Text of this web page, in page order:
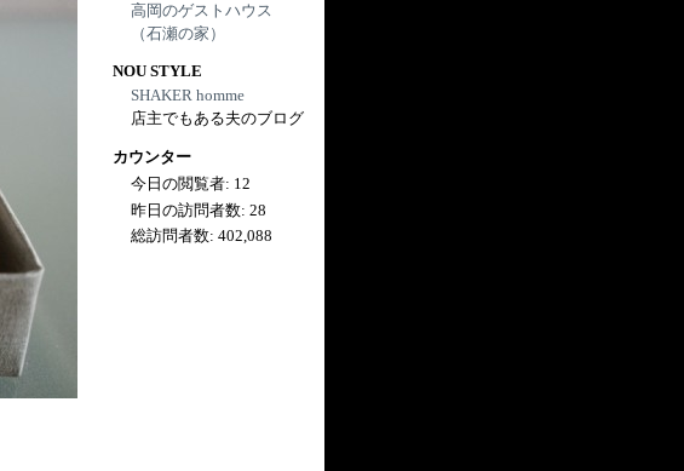
高岡のゲストハウス
（石瀬の家）
NOU STYLE
SHAKER homme
店主でもある夫のブログ
カウンター
今日の閲覧者: 12
昨日の訪問者数:28
総訪問者数:402,088